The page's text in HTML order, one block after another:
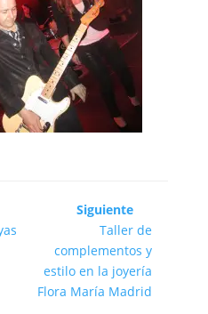
Siguiente
Taller de
complementos y
estilo en la joyería
Flora María Madrid